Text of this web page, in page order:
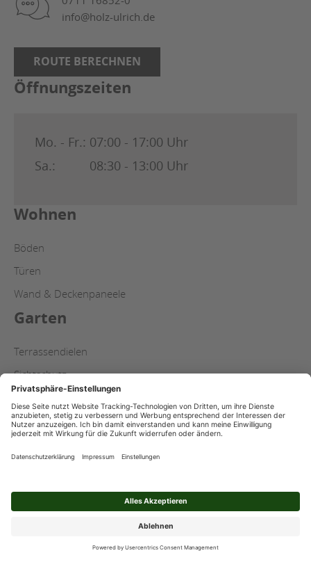
info@holz-ulrich.de
ROUTE BERECHNEN
Öffnungszeiten
Mo. - Fr.: 07:00 - 17:00 Uhr
Sa.:
08:30 - 13:00 Uhr
Wohnen
Böden
Türen
Wand & Deckenpaneele
Garten
Terrassendielen
Sichtschutz
Carports
Konstruktionsholz